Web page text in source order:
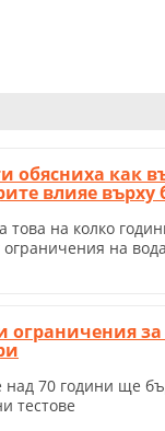
обясниха как
влияе върху
това на колко
ограничения на
ограничения
над 70 години ще
тестове